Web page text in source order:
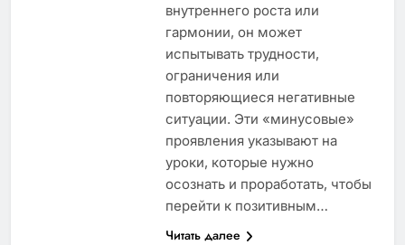
внутреннего роста или
гармонии, он может
испытывать трудности,
ограничения или
повторяющиеся негативные
ситуации. Эти «минусовые»
проявления указывают на
уроки, которые нужно
осознать и проработать, чтобы
перейти к позитивным…
Читать далее